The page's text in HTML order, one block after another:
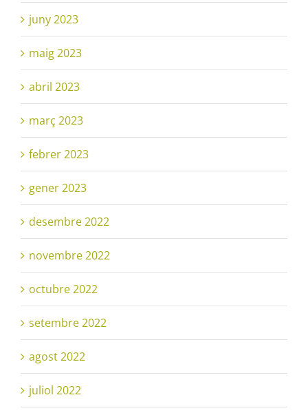
juny 2023
maig 2023
abril 2023
març 2023
febrer 2023
gener 2023
desembre 2022
novembre 2022
octubre 2022
setembre 2022
agost 2022
juliol 2022